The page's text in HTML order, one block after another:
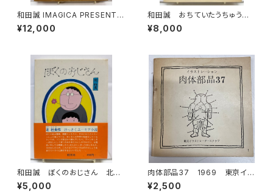
和田誠 IMAGICA PRESENTS
100MOVIES ILLASTRATED
BY WADA MAKOTO 非売品
¥12,000
和田誠 おちていたうちゅうせ
ん 小松左京 こどもSF文庫・
宇宙シリーズ５ 1972年 初
¥8,000
和田誠 ぼくのおじさん 北杜
夫 1972年初版の1991年重
版 旺文社
¥5,000
肉体部品37 1969 東京イラ
ストレーターズクラブ
¥2,500